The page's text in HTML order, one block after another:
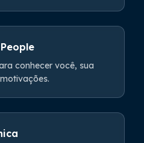
conhecer você, sua